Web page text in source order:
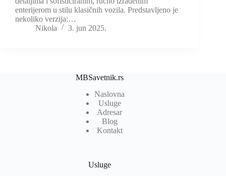
enterijerom u stilu klasičnih vozila. Predstavljeno je
nekoliko verzija:…
Nikola
3. jun 2025.
MBSavetnik.rs
Naslovna
Usluge
Adresar
Blog
Kontakt
Usluge